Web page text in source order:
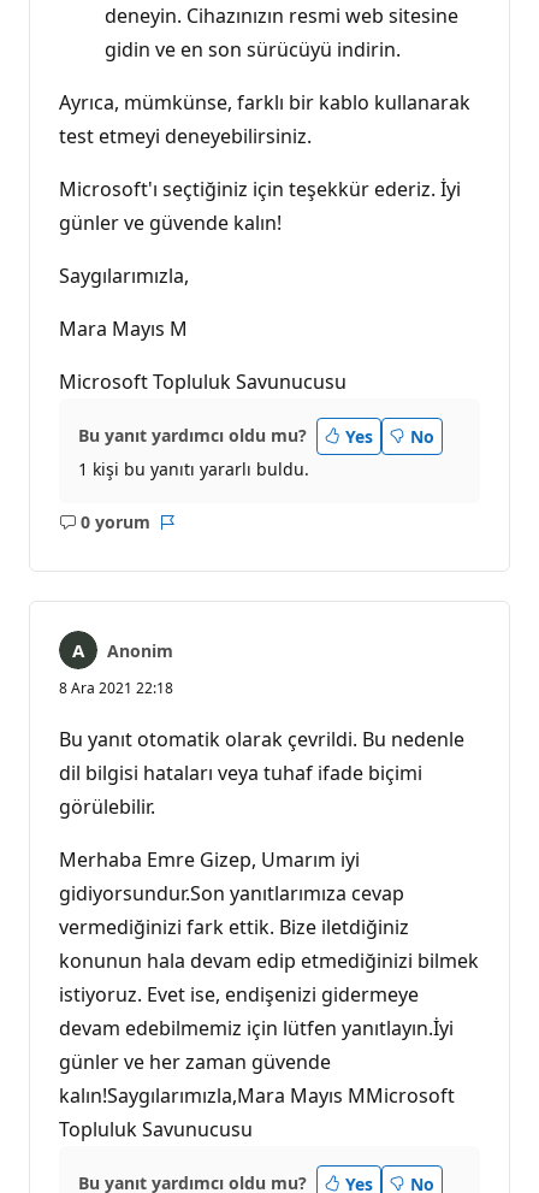
deneyin. Cihazınızın resmi web sitesine
gidin ve en son sürücüyü indirin.
Ayrıca, mümkünse, farklı bir kablo kullanarak
test etmeyi deneyebilirsiniz.
Microsoft'ı seçtiğiniz için teşekkür ederiz. İyi
günler ve güvende kalın!
Saygılarımızla,
Mara Mayıs M
Microsoft Topluluk Savunucusu
Bu yanıt yardımcı oldu mu? Yes
No
1 kişi bu yanıtı yararlı buldu.
0 yorum
Açıklama
Anonim
8 Ara 2021 22:18
Bu yanıt otomatik olarak çevrildi. Bu nedenle
dil bilgisi hataları veya tuhaf ifade biçimi
görülebilir.
Merhaba Emre Gizep, Umarım iyi
gidiyorsundur.Son yanıtlarımıza cevap
vermediğinizi fark ettik. Bize iletdiğiniz
konunun hala devam edip etmediğinizi bilmek
istiyoruz. Evet ise, endişenizi gidermeye
devam edebilmemiz için lütfen yanıtlayın.İyi
günler ve her zaman güvende
kalın!Saygılarımızla,Mara Mayıs MMicrosoft
Topluluk Savunucusu
Bu yanıt yardımcı oldu mu? Yes No